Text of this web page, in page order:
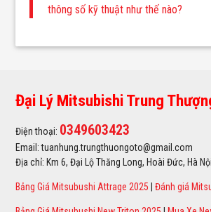
thông số kỹ thuật như thế nào?
Đại Lý Mitsubishi Trung
Điện thoại: 0349603423
Email: tuanhung.trungthuongoto@gmail.com
Địa chỉ: Km 6, Đại Lộ Thăng Long, Hoài Đức, Hà Nội
Bảng Giá Mitsubushi Attrage 2025 |Đánh giá